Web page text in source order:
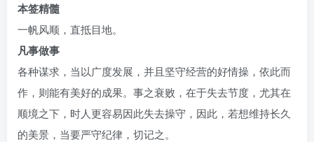
本签精髓
一帆风顺，直抵目地。
凡事做事
各种谋求，当以广度发展，并且坚守经营的好情操，依此而
作，则能有美好的成果。事之衰败，在于失去节度，尤其在
顺境之下，时人更容易因此失去操守，因此，若想维持长久
的美景，当要严守纪律，切记之。